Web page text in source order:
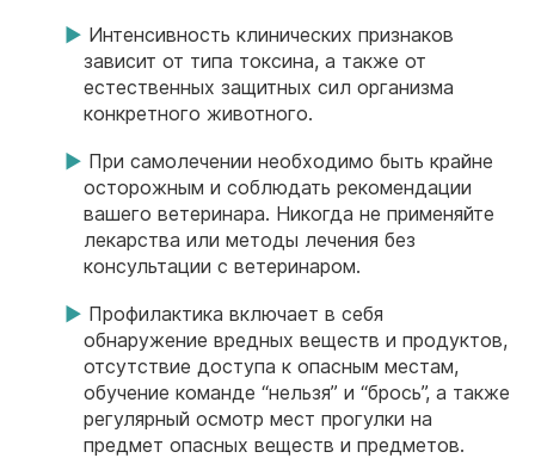
Интенсивность клинических признаков
зависит от типа токсина, а также от
естественных защитных сил организма
конкретного животного.
При самолечении необходимо быть крайне
осторожным и соблюдать рекомендации
вашего ветеринара. Никогда не применяйте
лекарства или методы лечения без
консультации с ветеринаром.
Профилактика включает в себя
обнаружение вредных веществ и продуктов,
отсутствие доступа к опасным местам,
обучение команде “нельзя” и “брось”, а также
регулярный осмотр мест прогулки на
предмет опасных веществ и предметов.